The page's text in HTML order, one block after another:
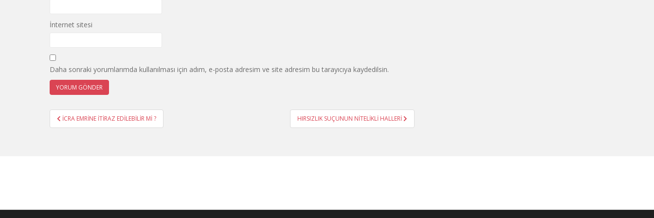
İnternet sitesi
Daha sonraki yorumlarımda kullanılması için adım, e-posta adresim ve site adresim bu tarayıcıya kaydedilsin.
Yazı
gezinmesi
İCRA EMRİNE İTİRAZ EDİLEBİLİR Mİ ? HIRSIZLIK SUÇUNUN NİTELİKLİ HALLERİ